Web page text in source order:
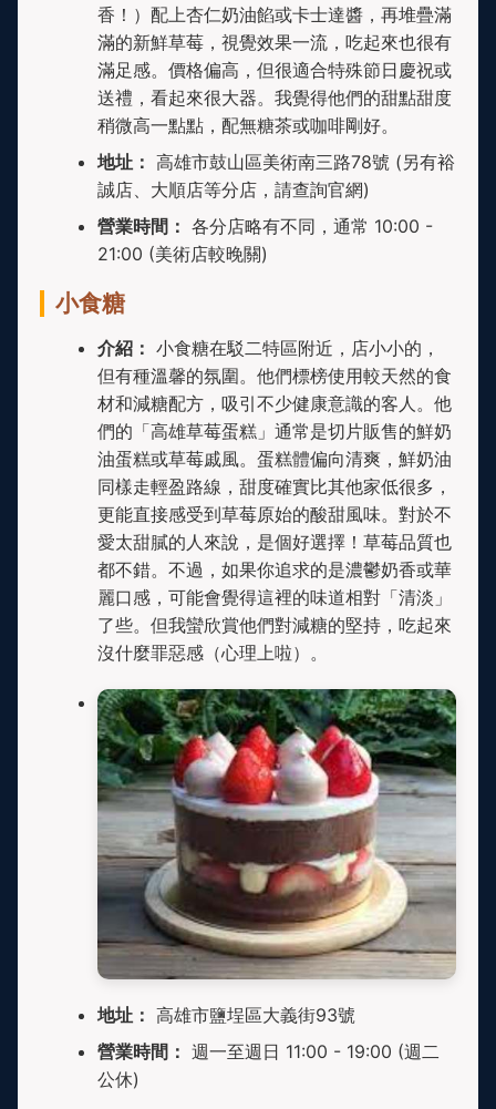
香！）配上杏仁奶油餡或卡士達醬，再堆疊滿
滿的新鮮草莓，視覺效果一流，吃起來也很有
滿足感。價格偏高，但很適合特殊節日慶祝或
送禮，看起來很大器。我覺得他們的甜點甜度
稍微高一點點，配無糖茶或咖啡剛好。
地址： 高雄市鼓山區美術南三路78號 (另有裕
誠店、大順店等分店，請查詢官網)
營業時間： 各分店略有不同，通常 10:00 -
21:00 (美術店較晚關)
小食糖
介紹： 小食糖在駁二特區附近，店小小的，
但有種溫馨的氛圍。他們標榜使用較天然的食
材和減糖配方，吸引不少健康意識的客人。他
們的「高雄草莓蛋糕」通常是切片販售的鮮奶
油蛋糕或草莓戚風。蛋糕體偏向清爽，鮮奶油
同樣走輕盈路線，甜度確實比其他家低很多，
更能直接感受到草莓原始的酸甜風味。對於不
愛太甜膩的人來說，是個好選擇！草莓品質也
都不錯。不過，如果你追求的是濃鬱奶香或華
麗口感，可能會覺得這裡的味道相對「清淡」
了些。但我蠻欣賞他們對減糖的堅持，吃起來
沒什麼罪惡感（心理上啦）。
地址： 高雄市鹽埕區大義街93號
營業時間： 週一至週日 11:00 - 19:00 (週二
公休)